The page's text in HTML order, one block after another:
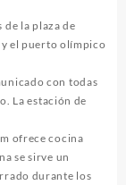
la plaza de
y el puerto olímpico
con todas
La estación de
ofrece cocina
se sirve un
durante los